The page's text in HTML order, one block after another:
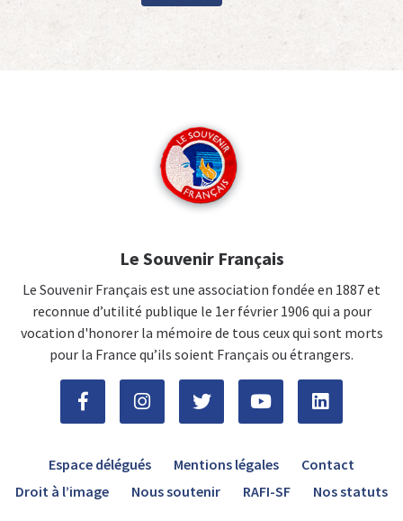
Le Souvenir Français
Le Souvenir Français est une association fondée en 1887 et
reconnue d’utilité publique le 1er février 1906 qui a pour
vocation d'honorer la mémoire de tous ceux qui sont morts
pour la France qu’ils soient Français ou étrangers.
Espace délégués Mentions légales
Contact
Droit à l’image
Nous soutenir RAFI-SF Nos statuts